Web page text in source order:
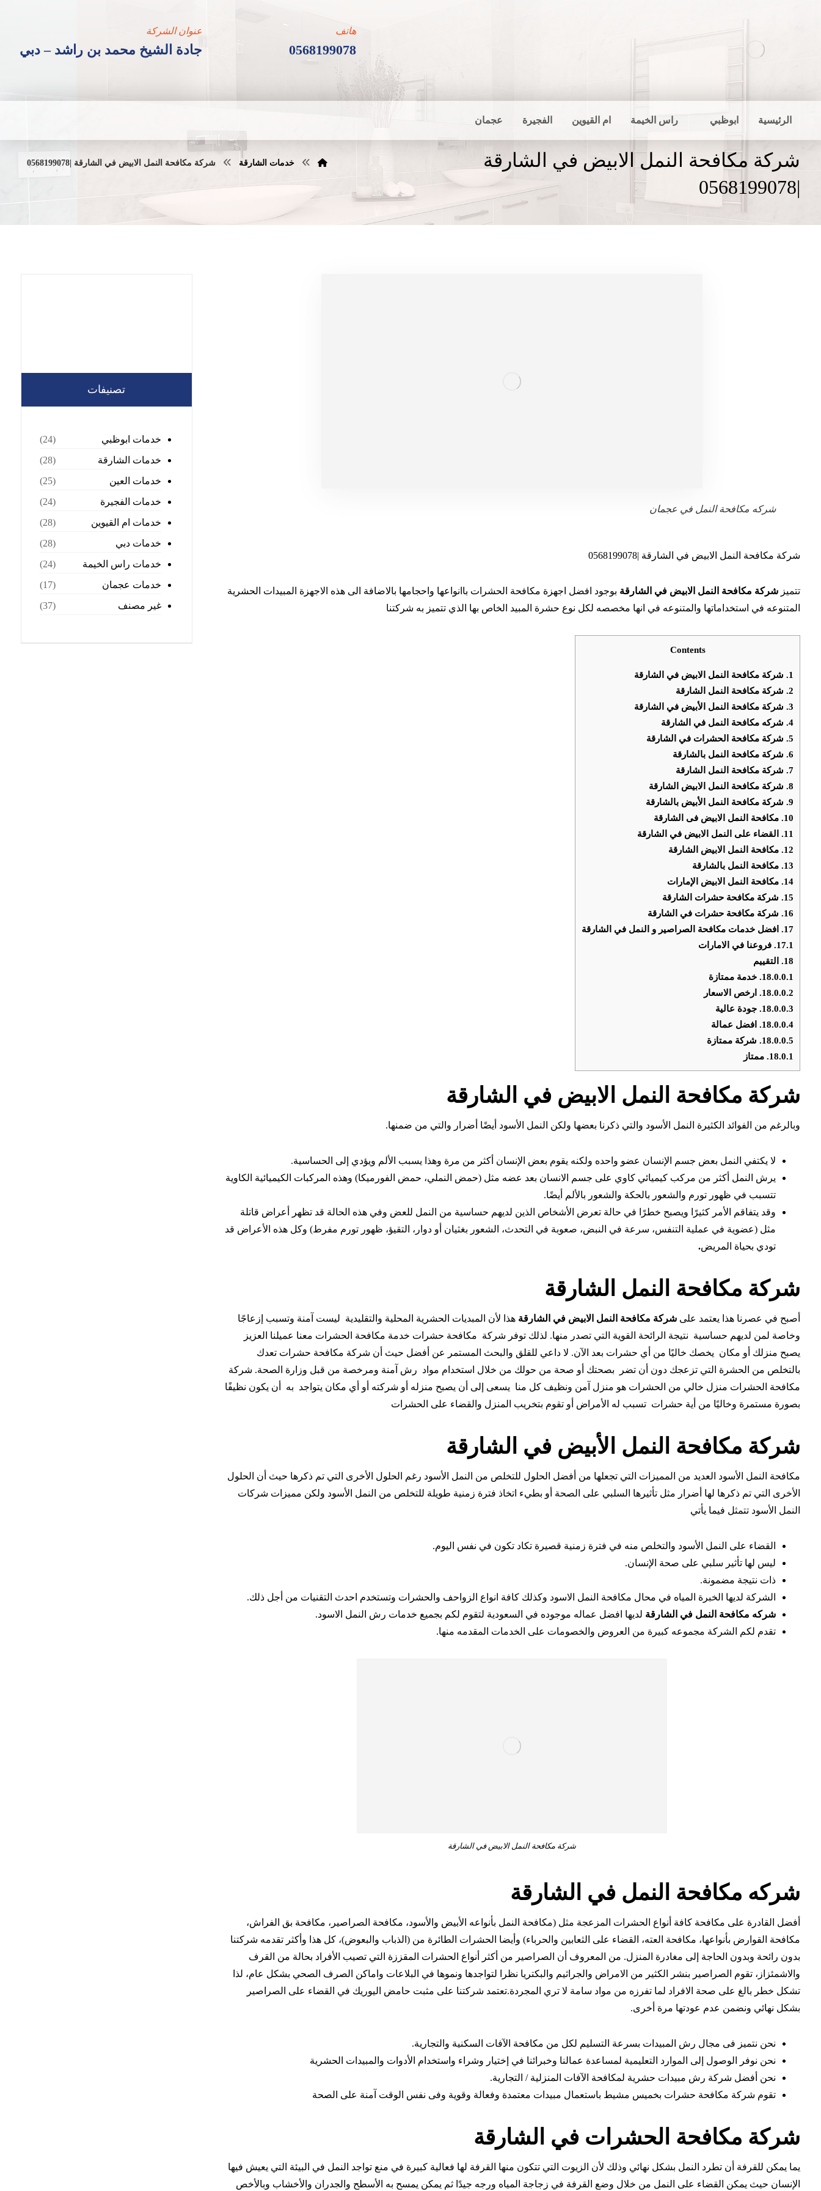
عنوان الشركة
جادة الشيخ محمد بن راشد – دبي
هاتف
0568199078
الرئيسية ابوظبي راس الخيمة ام القيوين الفجيرة عجمان
شركة مكافحة النمل الابيض في الشارقة
|0568199078
خدمات الشارقة شركة مكافحة النمل الابيض في الشارقة |0568199078
شركه مكافحة النمل في عجمان
شركة مكافحة النمل الابيض في الشارقة |0568199078
تتميز شركة مكافحة النمل الابيض في الشارقة بوجود افضل اجهزة مكافحة الحشرات باانواعها واحجامها بالاضافة الى هذه الاجهزة المبيدات الحشرية
المتنوعه في استخداماتها والمتنوعه في انها مخصصه لكل نوع حشرة المبيد الخاص بها الذي تتميز به شركتنا
Contents
1. شركة مكافحة النمل الابيض في الشارقة
2. شركة مكافحة النمل الشارقة
3. شركة مكافحة النمل الأبيض في الشارقة
4. شركه مكافحة النمل في الشارقة
5. شركة مكافحة الحشرات في الشارقة
6. شركة مكافحة النمل بالشارقة
7. شركة مكافحة النمل الشارقة
8. شركة مكافحة النمل الابيض الشارقة
9. شركة مكافحة النمل الأبيض بالشارقة
10. مكافحة النمل الابيض فى الشارقة
11. القضاء على النمل الابيض في الشارقة
12. مكافحة النمل الابيض الشارقة
13. مكافحة النمل بالشارقة
14. مكافحة النمل الابيض الإمارات
15. شركة مكافحة حشرات الشارقة
16. شركة مكافحة حشرات في الشارقة
17. افضل خدمات مكافحة الصراصير و النمل في الشارقة
17.1. فروعنا في الامارات
18. التقييم
18.0.0.1. خدمة ممتازة
18.0.0.2. ارخص الاسعار
18.0.0.3. جودة عالية
18.0.0.4. افضل عمالة
18.0.0.5. شركة ممتازة
18.0.1. ممتاز
شركة مكافحة النمل الابيض في الشارقة
وبالرغم من الفوائد الكثيرة النمل الأسود والتي ذكرنا بعضها ولكن النمل الأسود أيضًا أضرار والتي من ضمنها.
لا يكتفي النمل بعض جسم الإنسان عضو واحده ولكنه يقوم بعض الإنسان أكثر من مرة وهذا يسبب الألم ويؤدي إلى الحساسية.
يرش النمل أكثر من مركب كيميائي كاوي على جسم الانسان بعد عضه مثل (حمض النملي، حمض الفورميكا) وهذه المركبات الكيميائية الكاوية
تتسبب في ظهور تورم والشعور بالحكة والشعور بالألم أيضًا.
وقد يتفاقم الأمر كثيرًا ويصبح خطرًا في حالة تعرض الأشخاص الذين لديهم حساسية من النمل للعض وفي هذه الحالة قد تظهر أعراض قاتلة
مثل (عضوية في عملية التنفس، سرعة في النبض، صعوبة في التحدث، الشعور بغثيان أو دوار، التقيؤ، ظهور تورم مفرط) وكل هذه الأعراض قد
تودي بحياة المريض.
شركة مكافحة النمل الشارقة
أصبح في عصرنا هذا يعتمد على شركة مكافحة النمل الابيض في الشارقة هذا لأن المبديات الحشرية المحلية والتقليدية ليست آمنة وتسبب إزعاجًا
وخاصة لمن لديهم حساسية نتيجة الرائحة القوية التي تصدر منها. لذلك توفر شركة مكافحة حشرات خدمة مكافحة الحشرات معنا عميلنا العزيز
يصبح منزلك أو مكان يخصك خاليًا من أي حشرات بعد الآن. لا داعي للقلق والبحث المستمر عن أفضل حيث أن شركة مكافحة حشرات تعدك
بالتخلص من الحشرة التي تزعجك دون أن تضر بصحتك أو صحة من حولك من خلال استخدام مواد رش آمنة ومرخصة من قبل وزارة الصحة. شركة
مكافحة الحشرات منزل خالي من الحشرات هو منزل آمن ونظيف كل منا يسعى إلى أن يصبح منزله أو شركته أو أي مكان يتواجد به أن يكون نظيفًا
بصورة مستمرة وخاليًا من أية حشرات تسبب له الأمراض أو تقوم بتخريب المنزل والقضاء على الحشرات
شركة مكافحة النمل الأبيض في الشارقة
مكافحة النمل الأسود العديد من المميزات التي تجعلها من أفضل الحلول للتخلص من النمل الأسود رغم الحلول الأخرى التي تم ذكرها حيث أن الحلول
الأخرى التي تم ذكرها لها أضرار مثل تأثيرها السلبي على الصحة أو بطيء اتخاذ فترة زمنية طويلة للتخلص من النمل الأسود ولكن مميزات شركات
النمل الأسود تتمثل فيما يأتي
القضاء على النمل الأسود والتخلص منه في فترة زمنية قصيرة تكاد تكون في نفس اليوم.
ليس لها تأثير سلبي على صحة الإنسان.
ذات نتيجة مضمونة.
الشركة لديها الخبرة المياه في محال مكافحة النمل الاسود وكذلك كافة انواع الزواحف والحشرات وتستخدم احدث التقنيات من أجل ذلك.
شركه مكافحة النمل في الشارقة لديها افضل عماله موجوده في السعودية لتقوم لكم بجميع خدمات رش النمل الاسود.
تقدم لكم الشركة مجموعه كبيرة من العروض والخصومات على الخدمات المقدمه منها.
شركة مكافحة النمل الابيض في الشارقة
شركه مكافحة النمل في الشارقة
أفضل القادرة على مكافحة كافة أنواع الحشرات المزعجة مثل (مكافحة النمل بأنواعه الأبيض والأسود، مكافحة الصراصير، مكافحة بق الفراش،
مكافحة القوارض بأنواعها، مكافحة العته، القضاء على الثعابين والحرباء) وأيضا الحشرات الطائرة من (الذباب والبعوض)، كل هذا وأكثر تقدمه شركتنا
بدون رائحة وبدون الحاجة إلى مغادرة المنزل. من المعروف أن الصراصير من أكثر أنواع الحشرات المقززة التي تصيب الأفراد بحالة من القرف
والاشمئزاز، تقوم الصراصير بنشر الكثير من الامراض والجراثيم والبكتريا نظرا لتواجدها ونموها في البلاعات واماكن الصرف الصحي بشكل عام، لذا
تشكل خطر بالغ على صحة الافراد لما تفرزه من مواد سامة لا تري المجردة.تعتمد شركتنا على مثبت حامض اليوريك في القضاء على الصراصير
بشكل نهائي ونضمن عدم عودتها مرة أخرى.
نحن نتميز فى مجال رش المبيدات بسرعة التسليم لكل من مكافحة الآفات السكنية والتجارية.
نحن نوفر الوصول إلى الموارد التعليمية لمساعدة عمالنا وخبرائنا في إختيار وشراء واستخدام الأدوات والمبيدات الحشرية
نحن أفضل شركة رش مبيدات حشرية لمكافحة الآفات المنزلية / التجارية.
تقوم شركة مكافحة حشرات بخميس مشيط باستعمال مبيدات معتمدة وفعالة وقوية وفى نفس الوقت آمنة على الصحة
شركة مكافحة الحشرات في الشارقة
يما يمكن للقرفة أن تطرد النمل بشكل نهائي وذلك لأن الزيوت التي تتكون منها القرفة لها فعالية كبيرة في منع تواجد النمل في البيئة التي يعيش فيها
الإنسان حيث يمكن القضاء على النمل من خلال وضع القرفة في زجاجة المياه ورجه جيدًا ثم يمكن يمسح به الأسطح والجدران والأخشاب وبالأخص
تصنيفات
خدمات ابوظبي
(24)
خدمات الشارقة
(28)
خدمات العين
(25)
خدمات الفجيرة
(24)
خدمات ام القيوين
(28)
خدمات دبي
(28)
خدمات راس الخيمة
(24)
خدمات عجمان
(17)
غير مصنف
(37)